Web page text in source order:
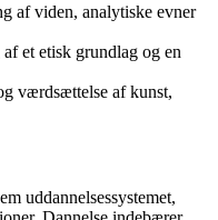
af viden, analytiske evner
et etisk grundlag og en
værdsættelse af kunst,
uddannelsessystemet,